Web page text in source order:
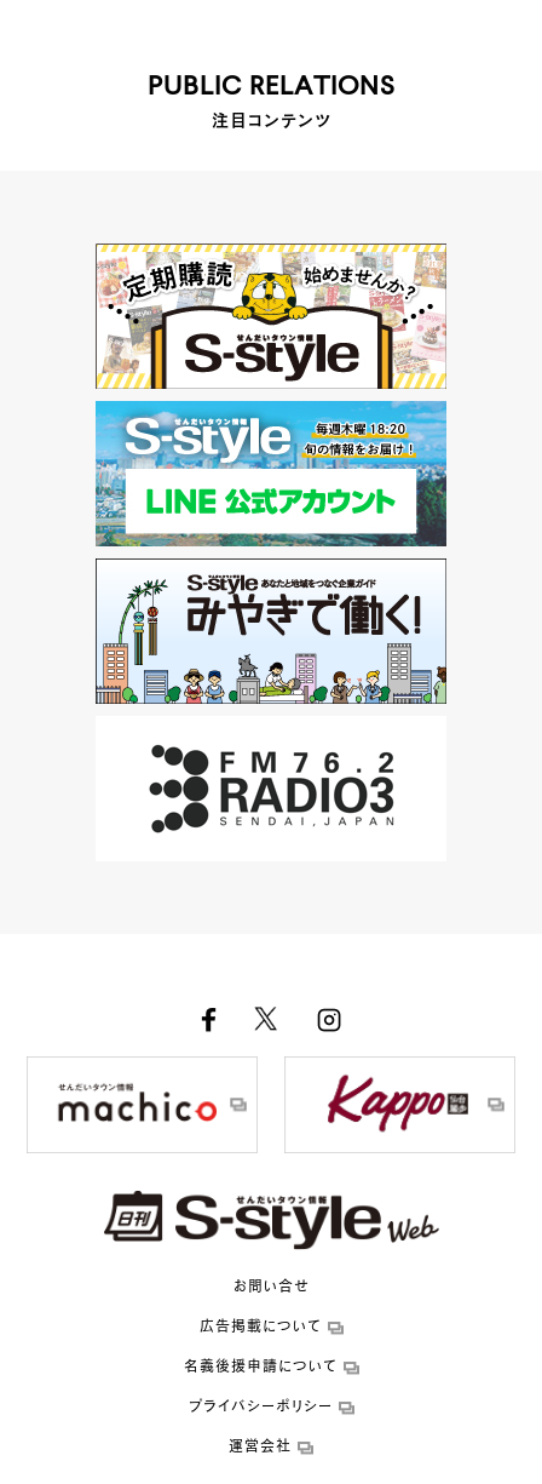
PUBLIC RELATIONS
注目コンテンツ
お問い合せ
広告掲載について
名義後援申請について
プライバシーポリシー
運営会社